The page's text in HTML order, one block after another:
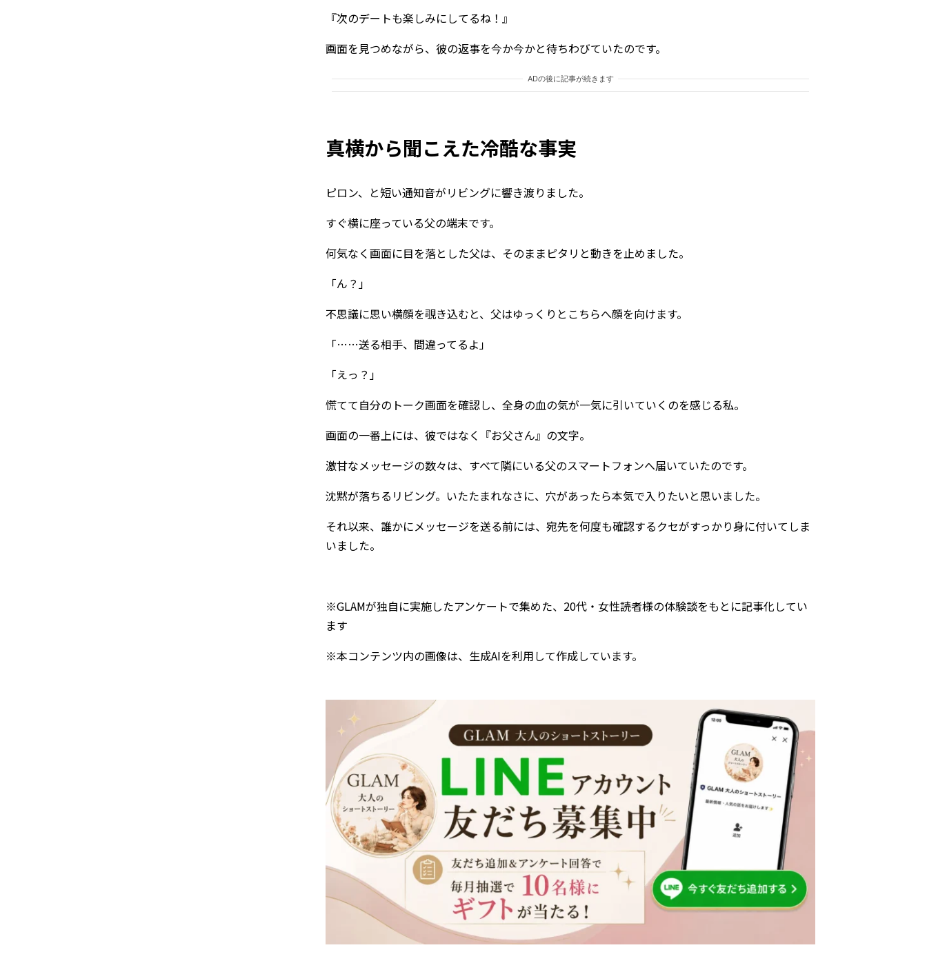
『次のデートも楽しみにしてるね！』
画面を見つめながら、彼の返事を今か今かと待ちわびていたのです。
ADの後に記事が続きます
真横から聞こえた冷酷な事実
ピロン、と短い通知音がリビングに響き渡りました。
すぐ横に座っている父の端末です。
何気なく画面に目を落とした父は、そのままピタリと動きを止めました。
「ん？」
不思議に思い横顔を覗き込むと、父はゆっくりとこちらへ顔を向けます。
「……送る相手、間違ってるよ」
「えっ？」
慌てて自分のトーク画面を確認し、全身の血の気が一気に引いていくのを感じる私。
画面の一番上には、彼ではなく『お父さん』の文字。
激甘なメッセージの数々は、すべて隣にいる父のスマートフォンへ届いていたのです。
沈黙が落ちるリビング。いたたまれなさに、穴があったら本気で入りたいと思いました。
それ以来、誰かにメッセージを送る前には、宛先を何度も確認するクセがすっかり身に付いてしま
いました。
※GLAMが独自に実施したアンケートで集めた、20代・女性読者様の体験談をもとに記事化してい
ます
※本コンテンツ内の画像は、生成AIを利用して作成しています。